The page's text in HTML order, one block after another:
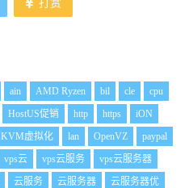
打赏
ain AMD Ryzen bil cle
cpu
HostUS促销 http https
iON
KVM虚拟化 lan OpenVZ
paypal
vps云 vps云服务
vps云服务器
云服务 云服务器
云服务器优